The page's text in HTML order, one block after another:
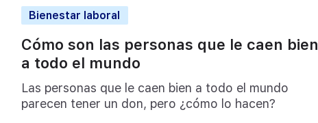
Bienestar laboral
Cómo son las personas que le caen bien
a todo el mundo
Las personas que le caen bien a todo el mundo
parecen tener un don, pero ¿cómo lo hacen?